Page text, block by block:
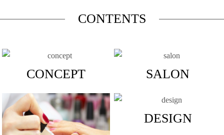
CONTENTS
CONCEPT SALON
DESIGN